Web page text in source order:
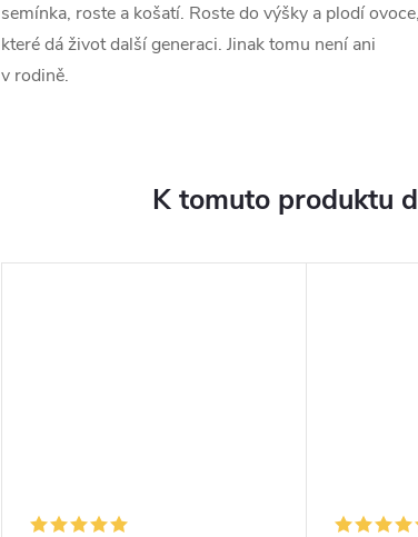
semínka, roste a košatí. Roste do výšky a plodí ovoce,
které dá život další generaci. Jinak tomu není ani
v rodině.
K tomuto produktu